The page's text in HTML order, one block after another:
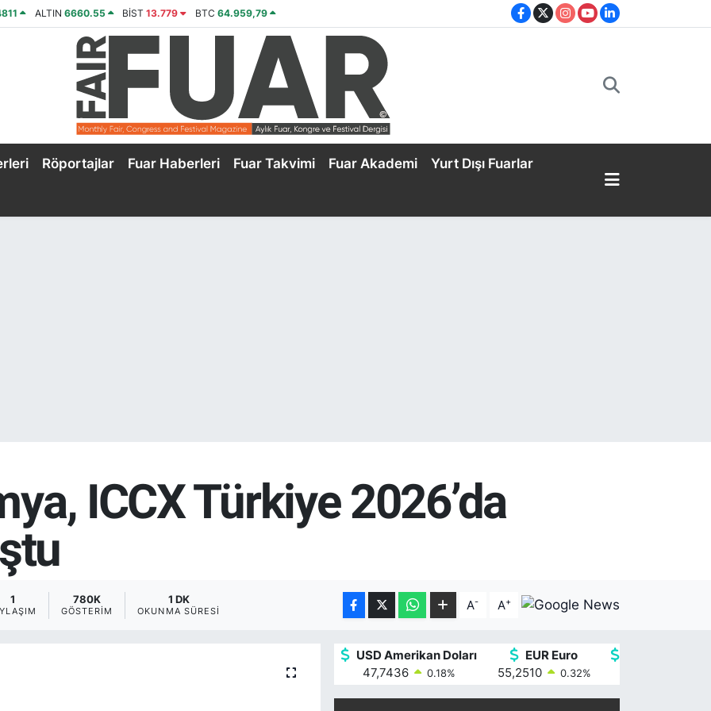
ALTIN 6660.55 BİST13.779 BTC 64.959,79
Röportajlar Fuar Haberleri Fuar Takvimi Fuar Akademi Yurt Dışı Fuarlar
ICCX Türkiye 2026’da
1 780K
GÖSTERIM
1 DK
OKUNMA SÜRESI A- A+
USD Amerikan Doları
47,7436
0.18%
EUR Euro
55,2510
0.32%